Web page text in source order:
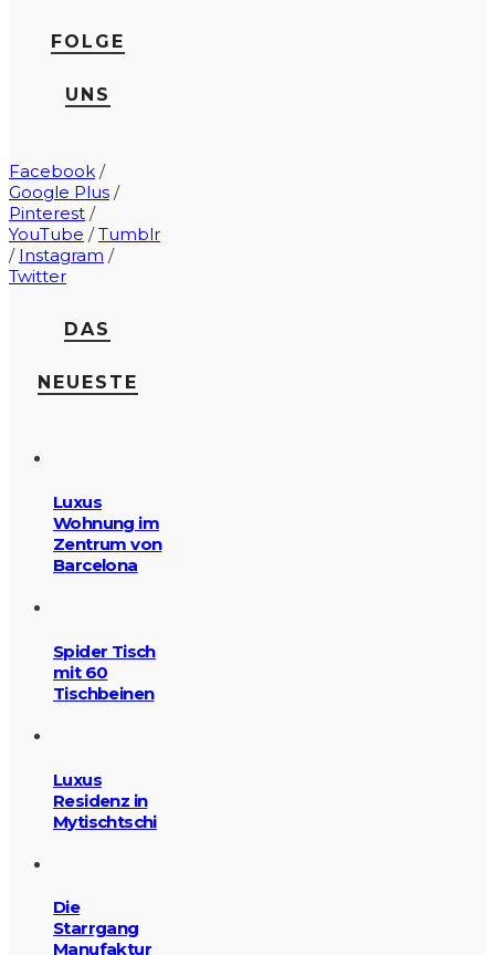
FOLGE
UNS
Facebook /
Google Plus /
Pinterest /
YouTube /Tumblr
/ Instagram /
Twitter
DAS
NEUESTE
Luxus
Wohnung im
Zentrum von
Barcelona
Spider Tisch
mit 60
Tischbeinen
Luxus
Residenz in
Mytischtschi
Die
Starrgang
Manufaktur